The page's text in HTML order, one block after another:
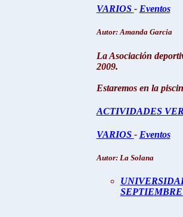
VARIOS - Eventos
Autor: Amanda Garcia
La Asociación
2009.
Estaremos en la
ACTIVIDADES
VARIOS - Eventos
Autor: La Solana